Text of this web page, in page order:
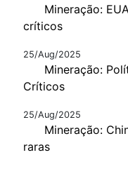
Mineração:
críticos
25/Aug/2025
Mineração:
Críticos
25/Aug/2025
Mineração:
raras